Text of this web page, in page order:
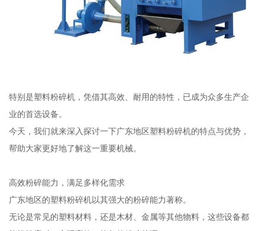
特别是塑料粉碎机，凭借其高效、耐用的特性，已成为众多生产企
业的首选设备。
今天，我们就来深入探讨一下广东地区塑料粉碎机的特点与优势，
帮助大家更好地了解这一重要机械。
高效粉碎能力，满足多样化需求
广东地区的塑料粉碎机以其强大的粉碎能力著称。
无论是常见的塑料材料，还是木材、金属等其他物料，这些设备都